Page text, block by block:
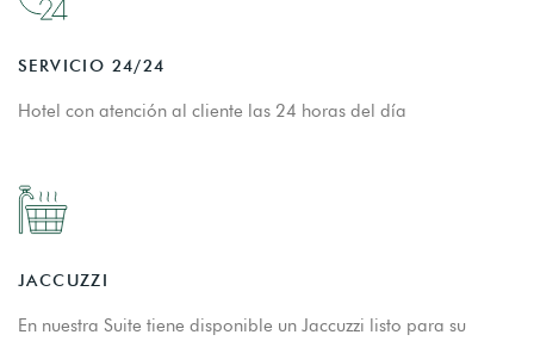
SERVICIO 24/24
Hotel con atención al cliente las 24 horas del día
JACCUZZI
En nuestra Suite tiene disponible un Jaccuzzi listo para su